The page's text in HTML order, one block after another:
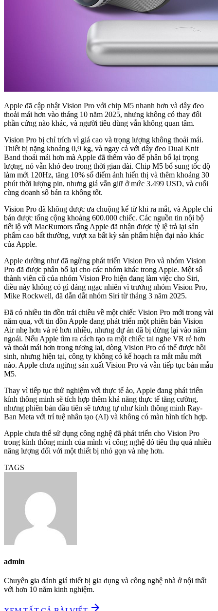
Apple đã cập nhật Vision Pro với chip M5 nhanh hơn và dây đeo
thoải mái hơn vào tháng 10 năm 2025, nhưng không có thay đổi
phần cứng nào khác, và người tiêu dùng vẫn không quan tâm.
Vision Pro bị chỉ trích vì giá cao và trọng lượng không thoải mái.
Thiết bị nặng khoảng 0,9 kg, và ngay cả với dây đeo Dual Knit
Band thoải mái hơn mà Apple đã thêm vào để phân bổ lại trọng
lượng, nó vẫn khó đeo trong thời gian dài. Chip M5 bổ sung tốc độ
làm mới 120Hz, tăng 10% số điểm ảnh hiển thị và thêm khoảng 30
phút thời lượng pin, nhưng giá vẫn giữ ở mức 3.499 USD, và cuối
cùng doanh số bán ra không tốt.
Vision Pro đã không được ưa chuộng kể từ khi ra mắt, và Apple chỉ
bán được tổng cộng khoảng 600.000 chiếc. Các nguồn tin nội bộ
tiết lộ với MacRumors rằng Apple đã nhận được tỷ lệ trả lại sản
phẩm cao bất thường, vượt xa bất kỳ sản phẩm hiện đại nào khác
của Apple.
Apple dường như đã ngừng phát triển Vision Pro và nhóm Vision
Pro đã được phân bổ lại cho các nhóm khác trong Apple. Một số
thành viên cũ của nhóm Vision Pro hiện đang làm việc cho Siri,
điều này không có gì đáng ngạc nhiên vì trưởng nhóm Vision Pro,
Mike Rockwell, đã dẫn dắt nhóm Siri từ tháng 3 năm 2025.
Đã có nhiều tin đồn trái chiều về một chiếc Vision Pro mới trong vài
năm qua, với tin đồn Apple đang phát triển một phiên bản Vision
Air nhẹ hơn và rẻ hơn nhiều, nhưng dự án đã bị dừng lại vào năm
ngoái. Nếu Apple tìm ra cách tạo ra một chiếc tai nghe VR rẻ hơn
và thoải mái hơn trong tương lai, dòng Vision Pro có thể được hồi
sinh, nhưng hiện tại, công ty không có kế hoạch ra mắt mẫu mới
nào. Apple chưa ngừng sản xuất Vision Pro và vẫn tiếp tục bán mẫu
M5.
Thay vì tiếp tục thử nghiệm với thực tế ảo, Apple đang phát triển
kính thông minh sẽ tích hợp thêm khả năng thực tế tăng cường,
nhưng phiên bản đầu tiên sẽ tương tự như kính thông minh Ray-
Ban Meta với trí tuệ nhân tạo (AI) và không có màn hình tích hợp.
Apple chưa thể sử dụng công nghệ đã phát triển cho Vision Pro
trong kính thông minh của mình vì công nghệ đó tiêu thụ quá nhiều
năng lượng đối với một thiết bị nhỏ gọn và nhẹ hơn.
TAGS
admin
Chuyên gia đánh giá thiết bị gia dụng và công nghệ nhà ở nội thất
với hơn 10 năm kinh nghiệm.
arrow_forward